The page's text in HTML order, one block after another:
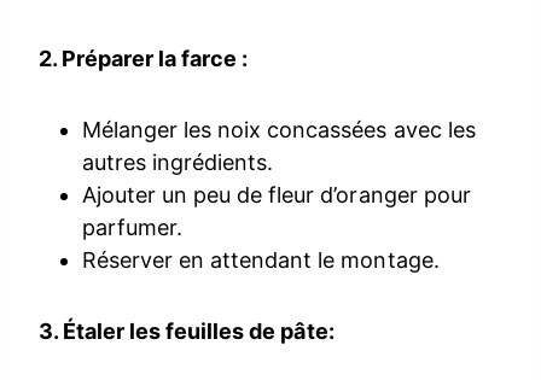
2. Préparer la farce :
Mélanger les noix concassées avec les
autres ingrédients.
Ajouter un peu de fleur d’oranger pour
parfumer.
Réserver en attendant le montage.
3. Étaler les feuilles de pâte: